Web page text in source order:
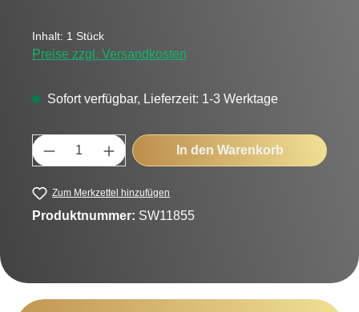
Inhalt: 1 Stück
Preise zzgl. Versandkosten
Sofort verfügbar, Lieferzeit: 1-3 Werktage
Produkt Anzahl: Gib den gewünschten
In den Warenkorb
Zum Merkzettel hinzufügen
Produktnummer: SW11855